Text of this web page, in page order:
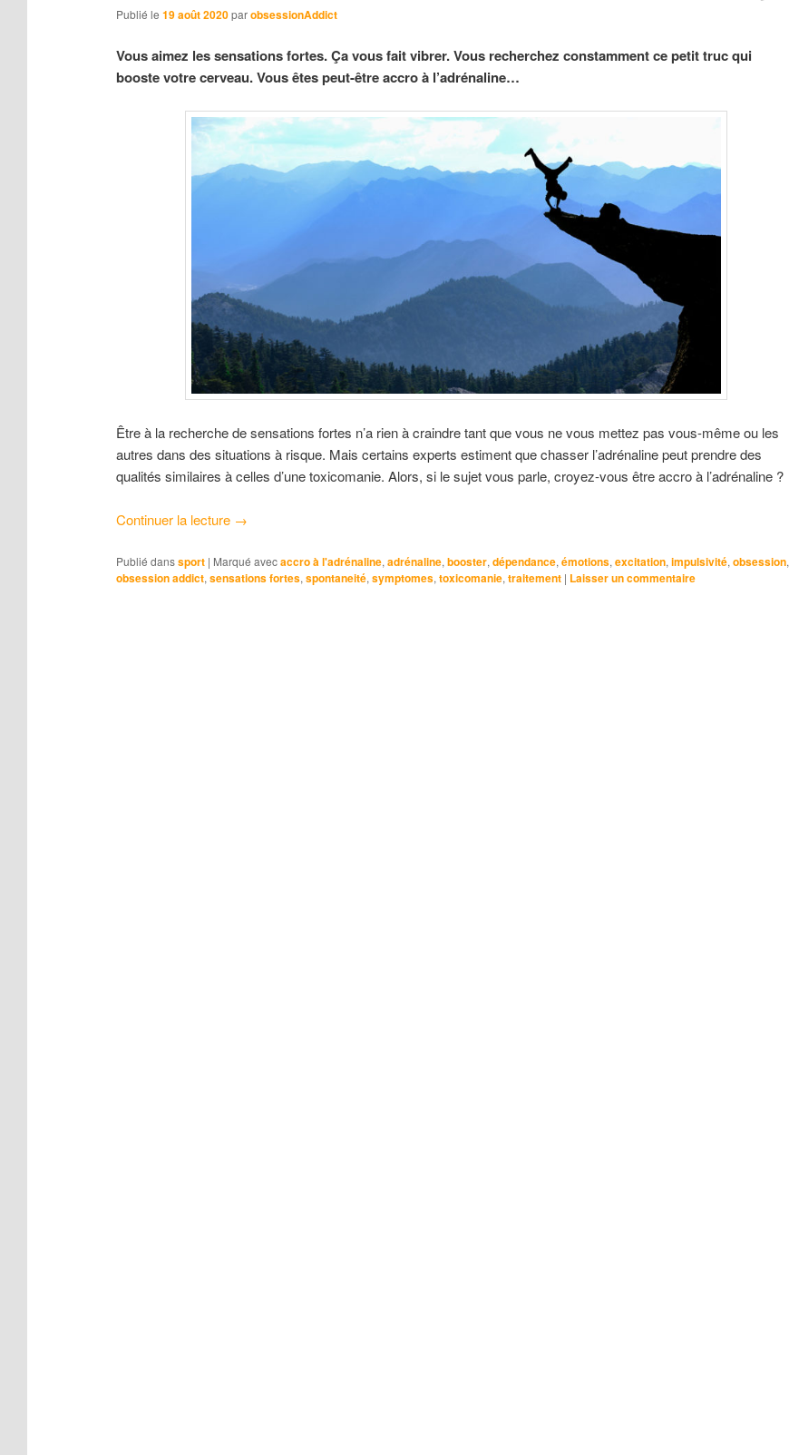
Publié le 19 août 2020 parobsessionAddict
Vous aimez les sensations fortes. Ça vous fait vibrer. Vous recherchez constamment ce petit truc qui
booste votre cerveau. Vous êtes peut-être accro à l’adrénaline…
Être à la recherche de sensations fortes n’a rien à craindre tant que vous ne vous mettez pas vous-même ou les
autres dans des situations à risque. Mais certains experts estiment que chasser l’adrénaline peut prendre des
qualités similaires à celles d’une toxicomanie. Alors, si le sujet vous parle, croyez-vous être accro à l’adrénaline ?
Continuer la lecture →
Publié dans sport | Marqué avec accro à l'adrénaline, adrénaline, booster, dépendance, émotions, excitation, impulsivité, obsession,
obsession addict, sensations fortes, spontaneité, symptomes, toxicomanie, traitement | Laisser un commentaire